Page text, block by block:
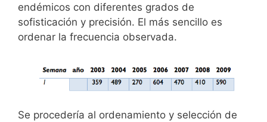
endémicos con diferentes grados de
sofisticación y precisión. El más sencillo es
ordenar la frecuencia observada.
Se procedería al ordenamiento y selección de